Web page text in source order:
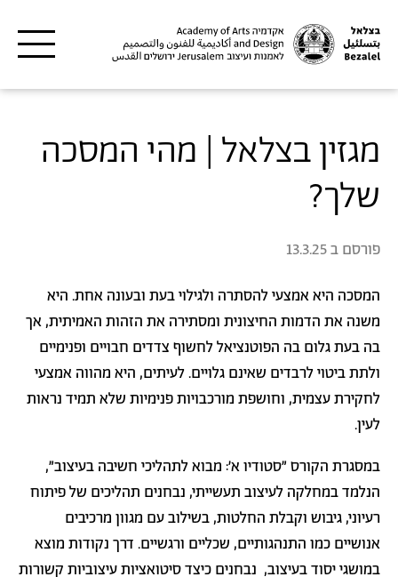
מגזין בצלאל | מהי המסכה
שלך?
פורסם ב13.3.25
המסכה היא אמצעי להסתרה ולגילוי בעת ובעונה אחת. היא
משנה את הדמות החיצונית ומסתירה את הזהות האמיתית, אך
בה בעת גלום בה הפוטנציאל לחשוף צדדים חבויים ופנימיים
ולתת ביטוי לרבדים שאינם גלויים. לעיתים, היא מהווה אמצעי
לחקירת עצמית, וחושפת מורכבויות פנימיות שלא תמיד נראות
לעין.
במסגרת הקורס "סטודיו א': מבוא לתהליכי חשיבה בעיצוב",
הנלמד במחלקה לעיצוב תעשייתי, נבחנים תהליכים של פיתוח
רעיוני, גיבוש וקבלת החלטות, בשילוב עם מגוון מרכיבים
אנושיים כמו התנהגותיים, שכליים ורגשיים. דרך נקודות מוצא
במושגי יסוד בעיצוב, נבחנים כיצד סיטואציות עיצוביות קשורות